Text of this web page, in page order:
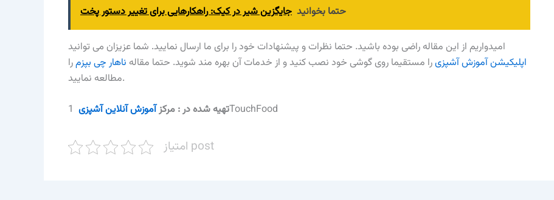
حتما بخوانید جایگزین شیر در کیک: راهکارهایی برای تغییر دستور پخت
امیدواریم از این مقاله راضی بوده باشید. حتما نظرات و پیشنهادات خود را برای ما ارسال نمایید. شما عزیزان می توانید
اپلیکیشن آموزش آشپزیرا مستقیما روی گوشی خود نصب کنید و از خدمات آن بهره مند شوید. حتما مقاله ناهار چی بپزمرا
مطالعه نمایید.
تهیه شده در :‌ مرکزآموزش آنلاین آشپزی 1TouchFood
امتیاز post